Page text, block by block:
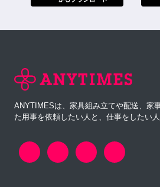
ANYTIMESは、家具組み立てや配送、家
た用事を依頼したい人と、仕事をしたい